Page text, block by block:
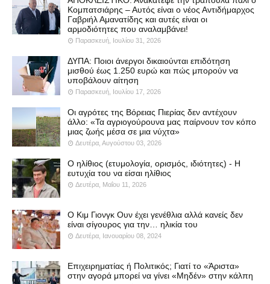
Κομπατσιάρης – Αυτός είναι ο νέος Αντιδήμαρχος
Γαβριήλ Αμανατίδης και αυτές είναι οι
αρμοδιότητες που αναλαμβάνει!
Παρασκευή, Ιουλίου 31, 2026
ΔΥΠΑ: Ποιοι άνεργοι δικαιούνται επιδότηση
μισθού έως 1.250 ευρώ και πώς μπορούν να
υποβάλουν αίτηση
Παρασκευή, Ιουλίου 17, 2026
Οι αγρότες της Βόρειας Πιερίας δεν αντέχουν
άλλο: «Τα αγριογούρουνα μας παίρνουν τον κόπο
μιας ζωής μέσα σε μια νύχτα»
Δευτέρα, Αυγούστου 03, 2026
Ο ηλίθιος (ετυμολογία, ορισμός, ιδιότητες) - Η
ευτυχία του να είσαι ηλίθιος
Δευτέρα, Μαΐου 11, 2026
Ο Κιμ Γιονγκ Ουν έχει γενέθλια αλλά κανείς δεν
είναι σίγουρος για την… ηλικία του
Δευτέρα, Ιανουαρίου 08, 2024
Επιχειρηματίας ή Πολιτικός; Γιατί το «Άριστα»
στην αγορά μπορεί να γίνει «Μηδέν» στην κάλπη